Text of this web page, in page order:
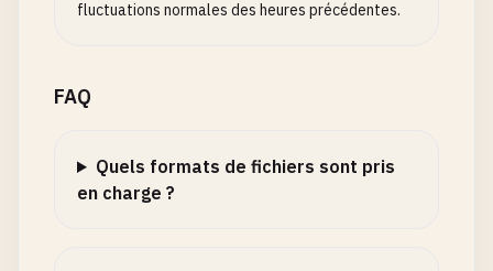
fluctuations normales des heures précédentes.
FAQ
Quels formats de fichiers sont pris
en charge ?